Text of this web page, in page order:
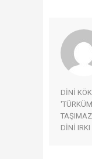
DİNİ
DİNİ